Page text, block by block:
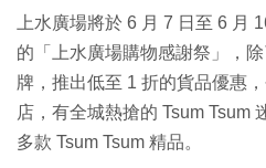
上水廣場將於 6 月 7 日至 6 月
的「上水廣場購物感謝祭」，
牌，推出低至 1 折的貨品優惠
店，有全城熱搶的 Tsum Tsum
多款 Tsum Tsum 精品。